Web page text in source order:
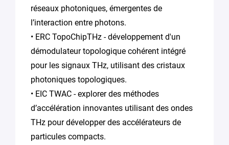
réseaux photoniques, émergentes de
l’interaction entre photons.
• ERC TopoChipTHz - développement d'un
démodulateur topologique cohérent intégré
pour les signaux THz, utilisant des cristaux
photoniques topologiques.
• EIC TWAC - explorer des méthodes
d’accélération innovantes utilisant des ondes
THz pour développer des accélérateurs de
particules compacts.